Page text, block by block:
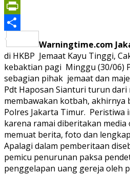
Print
PrintFriendly
Share
Warningtime.com
di HKBP Jemaat Kayu Tinggi,
kebaktian pagi Minggu (30/06)
sebagian pihak jemaat dan
Pdt Haposan Sianturi turun
membawakan kotbah,
Polres Jakarta Timur. Peristiwa
karena ramai diberitakan media
memuat berita, foto dan
Apalagi dalam pemberitaan
pemicu penurunan paksa
penggelapan uang gereja oleh